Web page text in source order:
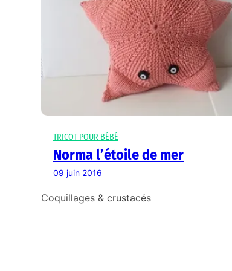
TRICOT POUR BÉBÉ
Norma l’étoile de mer
09 juin 2016
Coquillages & crustacés